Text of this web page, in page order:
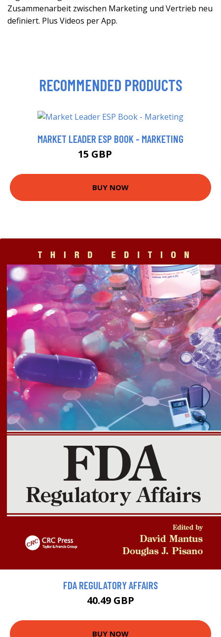
Zusammenarbeit zwischen Marketing und Vertrieb neu
definiert. Plus Videos per App.
RECOMMENDED PRODUCTS
MARKET LEADER ESP BOOK - MARKETING
15 GBP
BUY NOW
FDA REGULATORY AFFAIRS
40.49 GBP
BUY NOW